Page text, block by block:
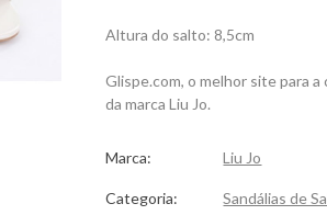
Altura do salto: 8,5cm
Glispe.com, o melhor site para a
da marca Liu Jo.
Marca: Liu Jo
Categoria: Sandálias de